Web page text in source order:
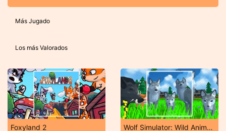
Más Jugado
Los más Valorados
Foxyland 2 Wolf Simulator: Wild Animals 3D